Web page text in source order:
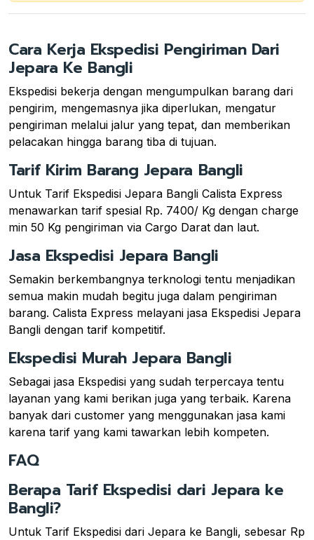
Cara Kerja Ekspedisi Pengiriman Dari
Jepara Ke Bangli
Ekspedisi bekerja dengan mengumpulkan barang dari
pengirim, mengemasnya jika diperlukan, mengatur
pengiriman melalui jalur yang tepat, dan memberikan
pelacakan hingga barang tiba di tujuan.
Tarif Kirim Barang Jepara Bangli
Untuk Tarif Ekspedisi Jepara Bangli Calista Express
menawarkan tarif spesial Rp. 7400/ Kg dengan charge
min 50 Kg pengiriman via Cargo Darat dan laut.
Jasa Ekspedisi Jepara Bangli
Semakin berkembangnya terknologi tentu menjadikan
semua makin mudah begitu juga dalam pengiriman
barang. Calista Express melayani jasa Ekspedisi Jepara
Bangli dengan tarif kompetitif.
Ekspedisi Murah Jepara Bangli
Sebagai jasa Ekspedisi yang sudah terpercaya tentu
layanan yang kami berikan juga yang terbaik. Karena
banyak dari customer yang menggunakan jasa kami
karena tarif yang kami tawarkan lebih kompeten.
FAQ
Berapa Tarif Ekspedisi dari Jepara ke
Bangli?
Untuk Tarif Ekspedisi dari Jepara ke Bangli, sebesar Rp